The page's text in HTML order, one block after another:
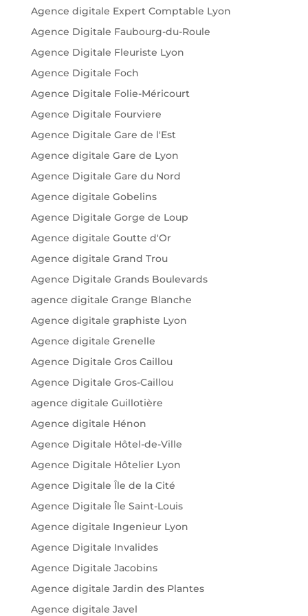
Agence digitale Expert Comptable Lyon
Agence Digitale Faubourg-du-Roule
Agence Digitale Fleuriste Lyon
Agence Digitale Foch
Agence Digitale Folie-Méricourt
Agence Digitale Fourviere
Agence Digitale Gare de l'Est
Agence digitale Gare de Lyon
Agence Digitale Gare du Nord
Agence digitale Gobelins
Agence Digitale Gorge de Loup
Agence digitale Goutte d'Or
Agence digitale Grand Trou
Agence Digitale Grands Boulevards
agence digitale Grange Blanche
Agence digitale graphiste Lyon
Agence digitale Grenelle
Agence Digitale Gros Caillou
Agence Digitale Gros-Caillou
agence digitale Guillotière
Agence digitale Hénon
Agence Digitale Hôtel-de-Ville
Agence Digitale Hôtelier Lyon
Agence Digitale Île de la Cité
Agence Digitale Île Saint-Louis
Agence digitale Ingenieur Lyon
Agence Digitale Invalides
Agence Digitale Jacobins
Agence digitale Jardin des Plantes
Agence digitale Javel